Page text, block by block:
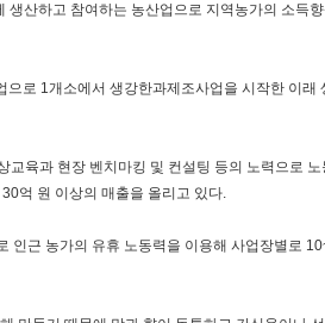
산하고 참여하는 농산업으로 지역농가의 소득
로 1개소에서 생강한과제조사업을 시작한 이래
육과 현장 벤치마킹 및 컨설팅 등의 노력으로
억 원 이상의 매출을 올리고 있다.
근 농가의 유휴 노동력을 이용해 사업장별로